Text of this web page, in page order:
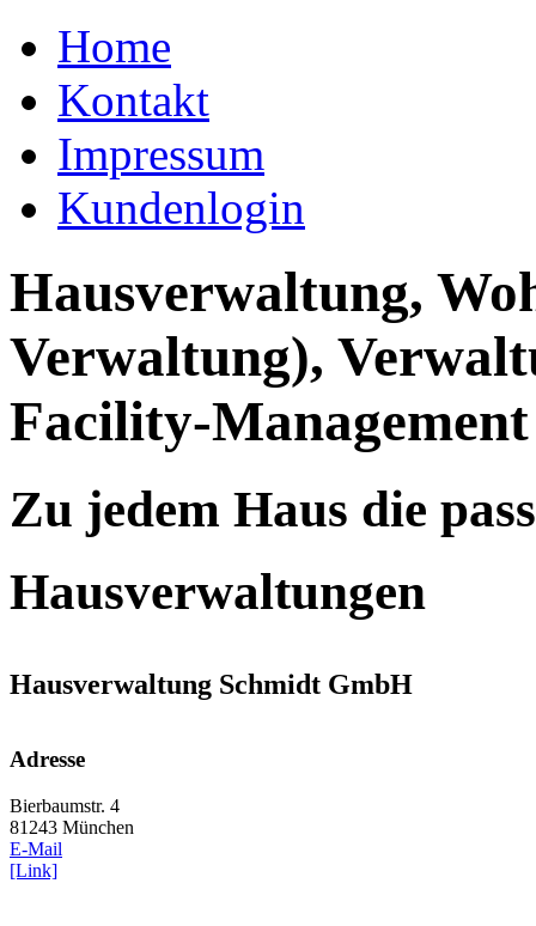
Home
Kontakt
Impressum
Kundenlogin
Hausverwaltung,
Verwaltung),
Facility-Management
Zu jedem Haus die
Hausverwaltungen
Hausverwaltung Schmidt GmbH
Adresse
Bierbaumstr. 4
81243 München
E-Mail
[Link]